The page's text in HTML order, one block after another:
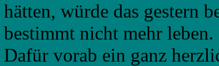
hätten, würde das gestern
bestimmt nicht mehr leben.
Dafür vorab ein ganz